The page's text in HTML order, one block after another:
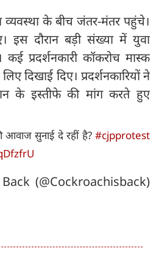
व्यवस्था के बीच जंतर-मंतर पहुंचे।
इस दौरान बड़ी संख्या में युवा
प्रदर्शनकारी कॉकरोच मास्क
दिखाई दिए। प्रदर्शनकारियों ने
के इस्तीफे की मांग करते हुए
आवाज सुनाई दे रहीं है? #cjpprotest
(@Cockroachisback)